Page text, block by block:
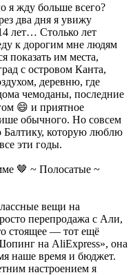
я жду больше всего?
два дня я увижу
лет… Столько лет
к дорогим мне людям
показать им места,
с островом Канта,
деревню, где
чемоданы, последние
😄 и приятное
обычного. Но совсем
которую люблю
эти годы.
🤎 ~ Полосатые ~
вещи на
перепродажа с Али,
стоящее — тот ещё
на AliExpress», она
наше время и бюджет.
настроением я